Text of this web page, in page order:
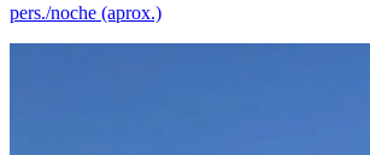
pers./noche (aprox.)